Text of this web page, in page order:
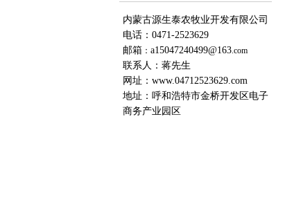
内蒙古源生泰农牧业开发有限公司
电话：0471-2523629
邮箱 ： a15047240499@163.com
联系人：蒋先生
网址： www.04712523629.com
地址：呼和浩特市金桥开发区电子
商务产业园区